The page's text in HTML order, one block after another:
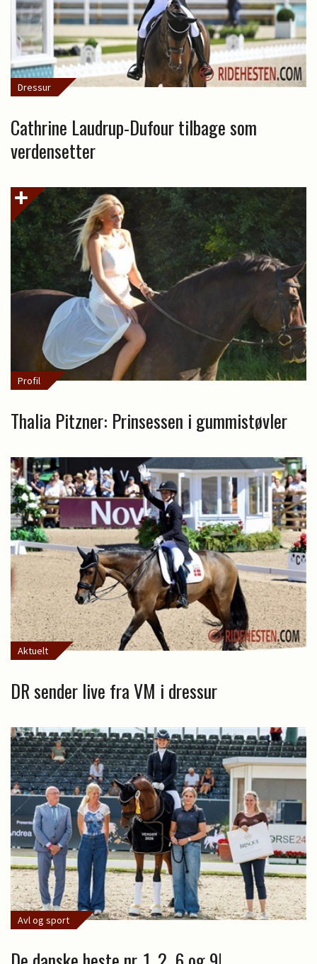
Dressur
Cathrine Laudrup-Dufour tilbage som
verdensetter
Profil
Thalia Pitzner: Prinsessen i gummistøvler
Aktuelt
DR sender live fra VM i dressur
Avl og sport